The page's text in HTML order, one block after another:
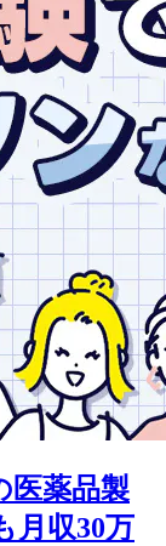
医薬品製
月収30万